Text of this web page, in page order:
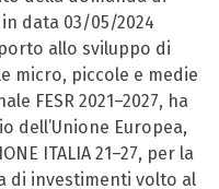
data 03/05/2024
allo sviluppo di
micro, piccole e medie
FESR 2021–2027, ha
dell’Unione Europea,
ITALIA 21–27, per la
di investimenti volto al